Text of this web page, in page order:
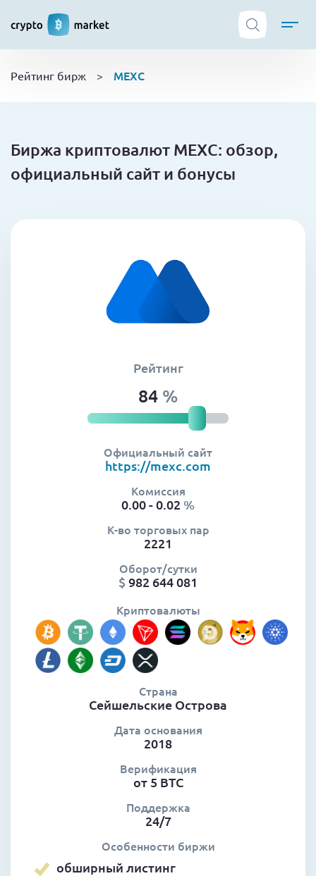
ТОП криптобирж
Криптовалюты
Кошельки
Рейтинг бирж > MEXC
Биржа криптовалют MEXC: обзор,
официальный сайт и бонусы
Рейтинг
84 %
Официальный сайт
https://mexc.com
Комиссия
0.00 - 0.02 %
К-во торговых пар
2221
Оборот/сутки
$982 644 081
Криптовалюты
Страна
Сейшельские Острова
Дата основания
2018
Верификация
от 5 BTC
Поддержка
24/7
Особенности биржи
обширный листинг